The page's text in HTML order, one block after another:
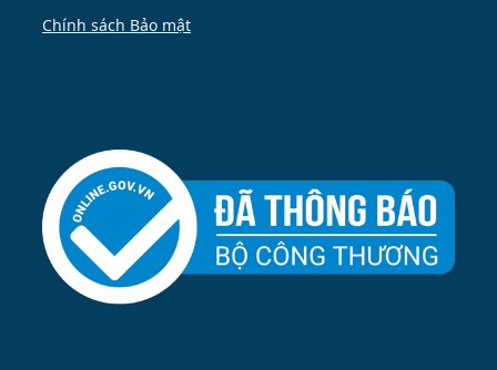
Chính sách Bảo mật